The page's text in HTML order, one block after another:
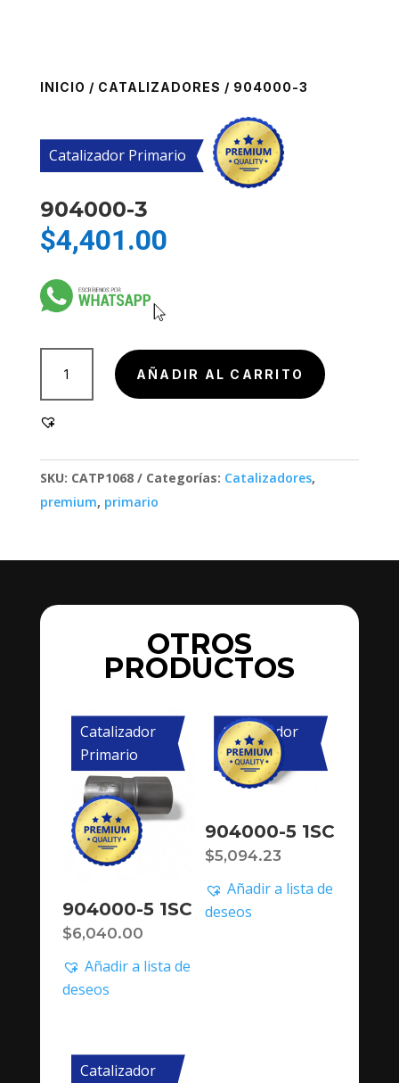
INICIO / CATALIZADORES / 904000-3
Catalizador Primario
904000-3
$4,401.00
cantidad
AÑADIR AL CARRITO
SKU: CATP1068 Categorías: Catalizadores,
premium, primario
OTROS
PRODUCTOS
Catalizador
Primario
904000-5 1SC
$6,040.00
Añadir a lista de
deseos
Catalizador
Primario
904000-5 1SC
$5,094.23
Añadir a lista de
deseos
Catalizador